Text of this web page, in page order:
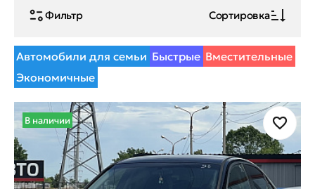
Фильтр Сортировка
Автомобили для семьи Быстрые Вместительные
Экономичные
В наличии